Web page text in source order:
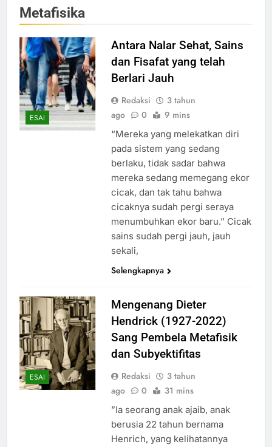
Metafisika
ESAI
Antara Nalar Sehat, Sains
dan Fisafat yang telah
Berlari Jauh
Redaksi
3 tahun
ago
0 9 mins
“Mereka yang melekatkan diri
pada sistem yang sedang
berlaku, tidak sadar bahwa
mereka sedang memegang ekor
cicak, dan tak tahu bahwa
cicaknya sudah pergi seraya
menumbuhkan ekor baru.” Cicak
sains sudah pergi jauh, jauh
sekali,
Selengkapnya
ESAI
Mengenang Dieter
Hendrick (1927-2022)
Sang Pembela Metafisik
dan Subyektifitas
Redaksi
3 tahun
ago
0 31 mins
”Ia seorang anak ajaib, anak
berusia 22 tahun bernama
Henrich, yang kelihatannya